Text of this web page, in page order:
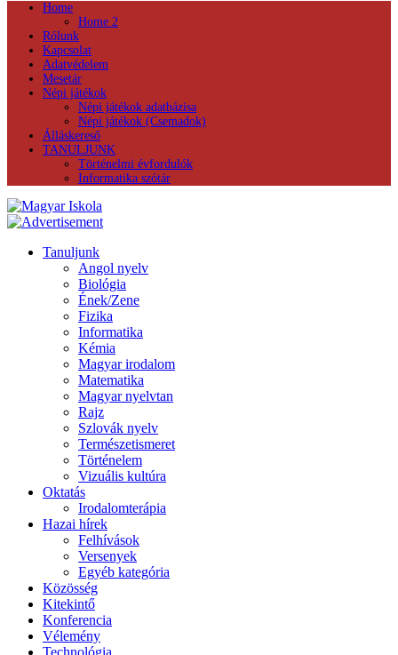
Home
Home 2
Rólunk
Kapcsolat
Adatvédelem
Mesetár
Népi játékok
Népi játékok adatbázisa
Népi játékok (Csemadok)
Álláskereső
TANULJUNK
Történelmi évfordulók
Informatika szótár
Tanuljunk
Angol nyelv
Biológia
Ének/Zene
Fizika
Informatika
Kémia
Magyar irodalom
Matematika
Magyar nyelvtan
Rajz
Szlovák nyelv
Természetismeret
Történelem
Vizuális kultúra
Oktatás
Irodalomterápia
Hazai hírek
Felhívások
Versenyek
Egyéb kategória
Közösség
Kitekintő
Konferencia
Vélemény
Technológia